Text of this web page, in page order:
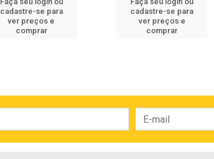
cadastre-se para
ver preços e
comprar
cadastre-se para
ver preços e
comprar